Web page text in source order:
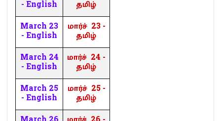
- English
தமிழ்
March 23
- English
மார்ச் 23 -
தமிழ்
March 24
- English
மார்ச் 24 -
தமிழ்
March 25
- English
மார்ச் 25 -
தமிழ்
March 26
மார்ச் 26 -